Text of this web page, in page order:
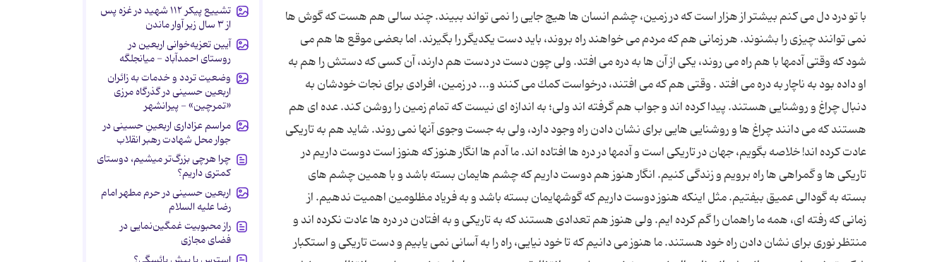
با تو درد دل می كنم بیشتر از هزار است كه در زمین، چشم انسان ها هیچ جایی را نمی تواند ببیند. چند سالی هم هست كه گوش ها
نمی توانند چیزی را بشنوند. هر زمانی هم كه مردم می خواهند راه بروند، باید دست یكدیگر را بگیرند. اما بعضی موقع ها هم می
شود كه وقتی آدمها با هم راه می روند، یكی از آن ها به دره می افتد. ولی چون دست در دست هم دارند، آن كسی كه دستش را هم به
او داده بود به ناچار به دره می افتد . وقتی هم كه می افتند، درخواست كمك می كنند و... در زمین، افرادی برای نجات خودشان به
دنبال چراغ و روشنایی هستند. پیدا كرده اند و جواب هم گرفته اند ولی؛ به اندازه ای نیست كه تمام زمین را روشن كند. عده ای هم
هستند كه می دانند چراغ ها و روشنایی هایی برای نشان دادن راه وجود دارد، ولی به جست وجوی آنها نمی روند. شاید هم به تاریكی
عادت كرده اند! خلاصه بگویم، جهان در تاریكی است و آدمها در دره ها افتاده اند. ما آدم ها انگار هنوز كه هنوز است دوست داریم در
تاریكی ها و گمراهی ها راه برویم و زندگی كنیم. انگار هنوز هم دوست داریم كه چشم هایمان بسته باشد و با همین چشم های
بسته به گودالی عمیق بیفتیم. مثل اینكه هنوز دوست داریم كه گوشهایمان بسته باشد و به فریاد مظلومین اهمیت ندهیم. از
زمانی كه رفته ای، همه ما راهمان را گم كرده ایم. ولی هنوز هم تعدادی هستند كه به تاریكی و به افتادن در دره ها عادت نكرده اند و
منتظر نوری برای نشان دادن راه خود هستند. ما هنوز می دانیم كه تا خود نیایی، راه را به آسانی نمی یابیم و دست تاریكی و استكبار
تشییع پیکر ۱۱۲ شهید در غزه پس
از ۳ سال زیر آوار ماندن
آیین تعزیه‌خوانی اربعین در
روستای احمدآباد - میانجلگه
وضعیت تردد و خدمات به زائران
اربعین حسینی در گذرگاه مرزی
«تمرچین» - پیرانشهر
مراسم عزاداری اربعینِ حسینی در
جوار محل شهادت رهبر انقلاب
چرا هرچی بزرگ‌تر میشیم، دوستای
کمتری داریم؟
اربعین حسینی در حرم مطهر امام
رضا علیه السلام
راز محبوبیت غمگین‌نمایی در
فضای مجازی